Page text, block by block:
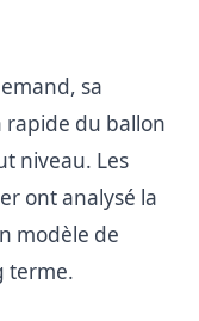
sa
rapide du ballon
niveau. Les
ont analysé la
modèle de
terme.